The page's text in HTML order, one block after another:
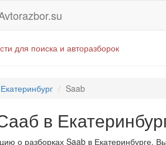
для поиска и авторазборок
Екатеринбург Saab
в
о разборках Saab в Екатеринбурге.